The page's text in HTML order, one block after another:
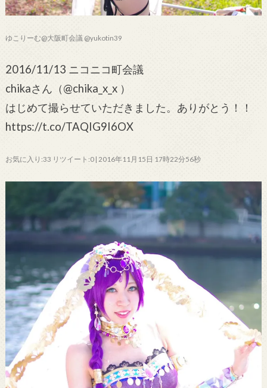
ゆこりーむ@大阪町会議 @yukotin39
2016/11/13 ニコニコ町会議
chikaさん（@chika_x_x ）
はじめて撮らせていただきました。ありがとう！！
https://t.co/TAQIG9I6OX
お気に入り:33 リツイート:0 | 2016年11月15日 17時22分56秒